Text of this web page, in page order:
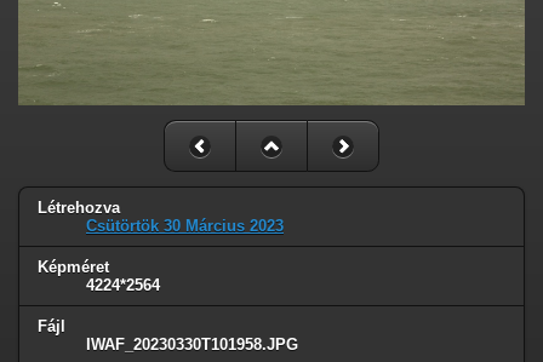
Létrehozva
Csütörtök 30 Március 2023
Képméret
4224*2564
Fájl
IWAF_20230330T101958.JPG